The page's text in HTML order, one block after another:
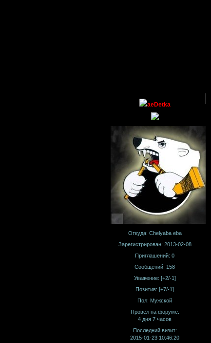
aeDetka
Откуда: Chelyaba eba
Зарегистрирован: 2013-02-08
Приглашений: 0
Сообщений: 158
Уважение: [+2/-1]
Позитив: [+7/-1]
Пол: Мужской
Провел на форуме:
4 дня 7 часов
Последний визит:
2015-01-23 10:46:20